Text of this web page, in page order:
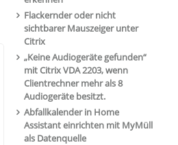
Flackernder oder nicht
sichtbarer Mauszeiger unter
Citrix
„Keine Audiogeräte gefunden“
mit Citrix VDA 2203, wenn
Clientrechner mehr als 8
Audiogeräte besitzt.
Abfallkalender in Home
Assistant einrichten mit MyMüll
als Datenquelle